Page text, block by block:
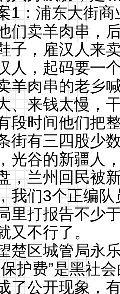
1：浦东大街
们卖羊肉串，
子，雇汉人来
人，起码要一
羊肉串的老乡
、来钱太慢，
段时间他们把
街有三四股少
光谷的新疆人
，兰州回民被
我们3个正编队
里打报告不少
又不行了。
楚区城管局永
保护费”是黑社
了公开现象，